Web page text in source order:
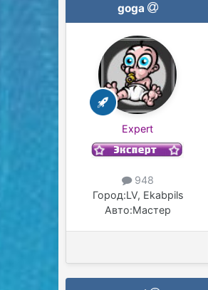
goga
Expert
948
Город:LV, Ekabpils
Авто:Мастер